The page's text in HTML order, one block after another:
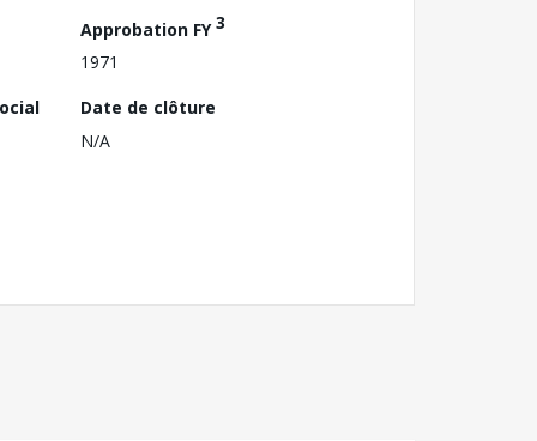
Approbation FY3
1971
Date de clôture
N/A